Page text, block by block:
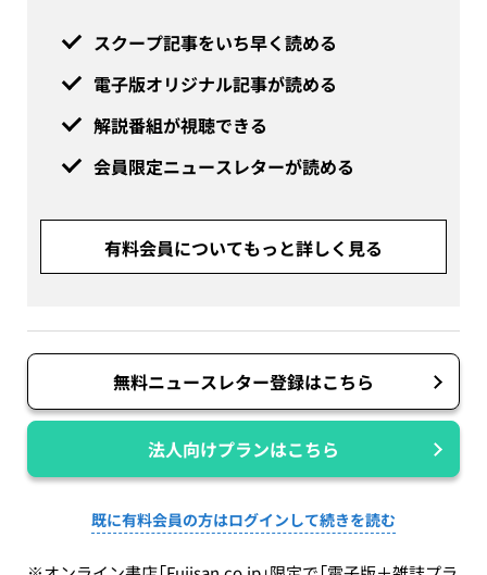
スクープ記事をいち早く読める
電子版オリジナル記事が読める
解説番組が視聴できる
会員限定ニュースレターが読める
有料会員についてもっと詳しく見る
無料ニュースレター登録はこちら
法人向けプランはこちら
既に有料会員の方はログインして続きを読む